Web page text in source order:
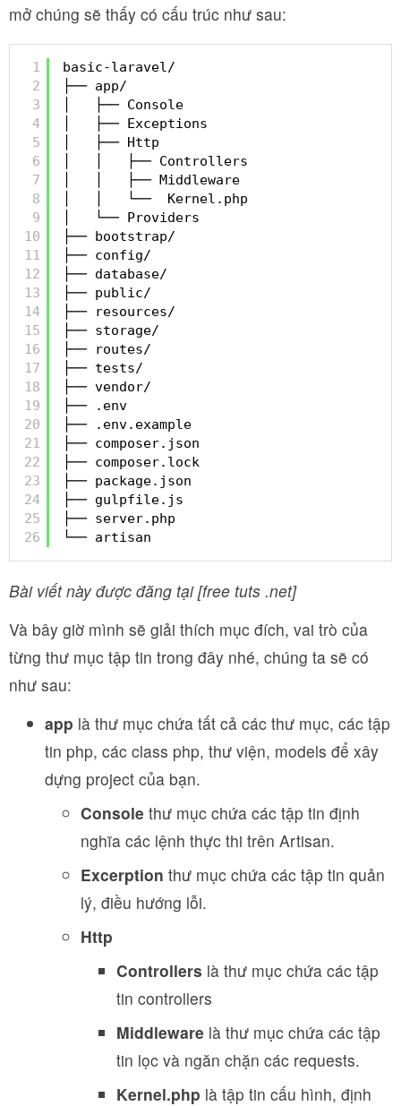
mở chúng sẽ thấy có cấu trúc như sau:
1
2
3
4
5
6
7
8
9
10
11
12
13
14
15
16
17
18
19
20
21
22
23
24
25
26
basic-laravel/
├── app/
│   ├── Console
│   ├── Exceptions
│   ├── Http
│   │   ├── Controllers
│   │   ├── Middleware
│   │   └──  Kernel.php
│   └── Providers
├── bootstrap/
├── config/
├── database/
├── public/
├── resources/
├── storage/
├── routes/
├── tests/
├── vendor/
├── .env
├── .env.example
├── composer.json
├── composer.lock
├── package.json
├── gulpfile.js
├── server.php
└── artisan
Bài viết này được đăng tại [free tuts .net]
Và bây giờ mình sẽ giải thích mục đích, vai trò của
từng thư mục tập tin trong đây nhé, chúng ta sẽ có
như sau:
app là thư mục chứa tất cả các thư mục, các tập
tin php, các class php, thư viện, models để xây
dựng project của bạn.
Console thư mục chứa các tập tin định
nghĩa các lệnh thực thi trên Artisan.
Excerption thư mục chứa các tập tin quản
lý, điều hướng lỗi.
Http
Controllers là thư mục chứa các tập
tin controllers
Middleware là thư mục chứa các tập
tin lọc và ngăn chặn các requests.
Kernel.php là tập tin cấu hình, định